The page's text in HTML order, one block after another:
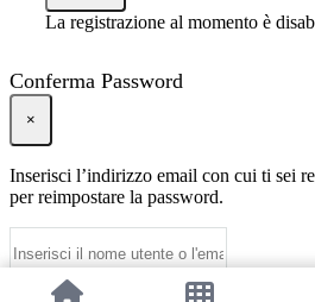
La registrazione al momento è
Conferma Password
×
Inserisci l’indirizzo email con cui ti sei
per reimpostare la password.